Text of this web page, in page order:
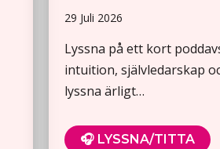
29 Juli 2026
Lyssna på ett kort
intuition, självledarskap
lyssna ärligt…
🎧 LYSSNA/TITTA